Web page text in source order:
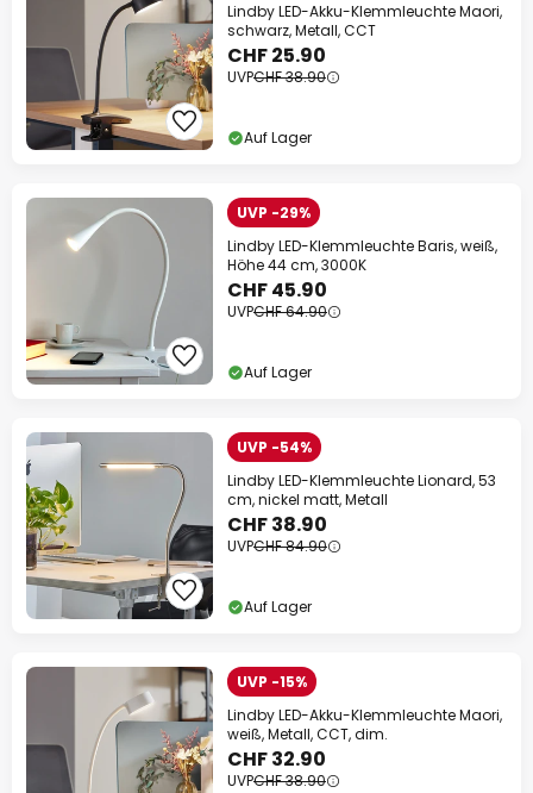
Lindby LED-Akku-Klemmleuchte Maori,
schwarz, Metall, CCT
CHF 25.90
UVPCHF 38.90
Auf Lager
UVP -29%
Lindby LED-Klemmleuchte Baris, weiß,
Höhe 44 cm, 3000K
CHF 45.90
UVPCHF 64.90
Auf Lager
UVP -54%
Lindby LED-Klemmleuchte Lionard, 53
cm, nickel matt, Metall
CHF 38.90
UVPCHF 84.90
Auf Lager
UVP -15%
Lindby LED-Akku-Klemmleuchte Maori,
weiß, Metall, CCT, dim.
CHF 32.90
UVPCHF 38.90